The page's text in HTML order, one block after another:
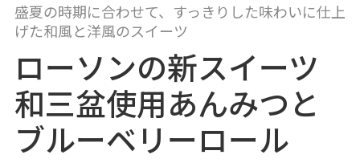
i
盛夏の時期に合わせて、すっきりした味わいに仕上
げた和風と洋風のスイーツ
ローソンの新スイーツ
和三盆使用あんみつと
ブルーベリーロール